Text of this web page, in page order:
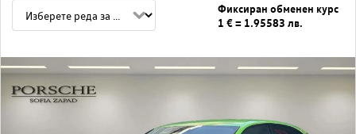
Фиксиран обменен курс
1 € = 1.95583 лв.